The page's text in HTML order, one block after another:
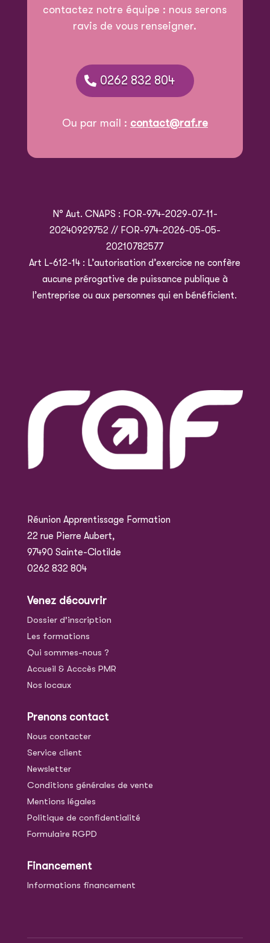
contactez notre équipe : nous serons
ravis de vous renseigner.
0262 832 804
Ou par mail : contact@raf.re
N° Aut. CNAPS : FOR-974-2029-07-11-
20240929752 // FOR-974-2026-05-05-
20210782577
Art L-612-14 : L’autorisation d’exercice ne confère
aucune prérogative de puissance publique à
l’entreprise ou aux personnes qui en bénéficient.
Réunion Apprentissage Formation
22 rue Pierre Aubert,
97490 Sainte-Clotilde
0262 832 804
Venez découvrir
Dossier d’inscription
Les formations
Qui sommes-nous ?
Accueil & Acccès PMR
Nos locaux
Prenons contact
Nous contacter
Service client
Newsletter
Conditions générales de vente
Mentions légales
Politique de confidentialité
Formulaire RGPD
Financement
Informations financement